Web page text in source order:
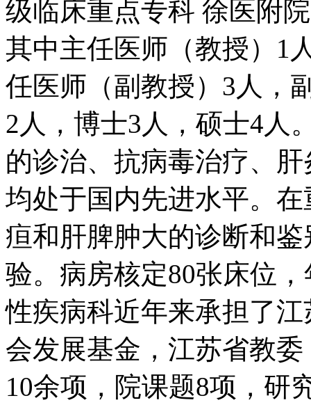
级临床重点专科 徐医附
其中主任医师（教授）1
任医师（副教授）3人，
2人，博士3人，硕士4人
的诊治、抗病毒治疗、
均处于国内先进水平。
疸和肝脾肿大的诊断和
验。病房核定80张床位
性疾病科近年来承担了
会发展基金，江苏省教
10余项，院课题8项，研